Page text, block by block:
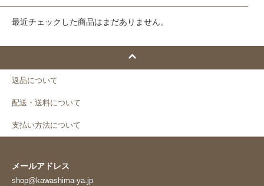
最近チェックした商品はまだありません。
返品について
配送・送料について
支払い方法について
メールアドレス
shop@kawashima-ya.jp